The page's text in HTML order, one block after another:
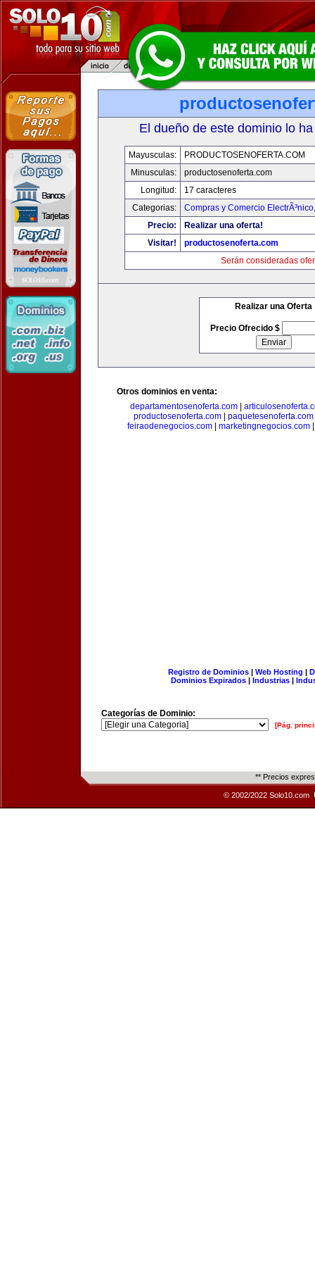
El dueño de este dominio lo
Mayusculas:
PRODUCTOSENOFERTA.COM
Minusculas:
productosenoferta.com
Longitud:
17 caracteres
Categorias:
Compras y Comercio ElectrÃ³nico
Precio:
Realizar una oferta!
Visitar!
productosenoferta.com
Serán consideradas
Realizar una Oferta
Precio Ofrecido $
Otros dominios en venta:
departamentosenoferta.com
productosenoferta.com| paquetesenoferta.com
feiraodenegocios.com
marketingnegocios.com
Registro de Dominios| Web Hosting |
Dominios Expirados | Industrias |
Categorías de Dominio:
[Pág.
** Precios
© 2002/2022 Solo10.com